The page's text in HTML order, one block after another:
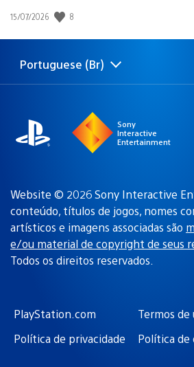
Data
publicação:
15/07/2026 8
Selecione
uma
Região
atual:
Portuguese (Br)
Sony
Interactive
Entertainment
Website © 2026 Sony Interactive
conteúdo, títulos de jogos, nomes
artísticos e imagens associadas são
e/ou material de copyright de seus
Todos os direitos reservados.
PlayStation.com
Termos de
Política de privacidade
Política de